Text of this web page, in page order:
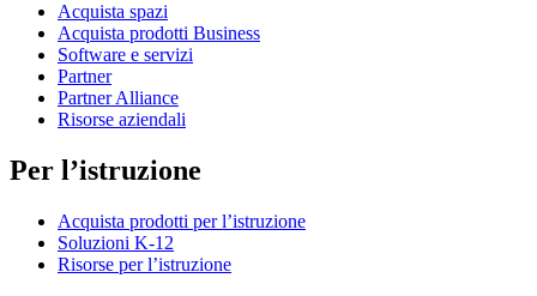
Acquista spazi
Acquista prodotti Business
Software e servizi
Partner
Partner Alliance
Risorse aziendali
Per l’istruzione
Acquista prodotti per l’istruzione
Soluzioni K-12
Risorse per l’istruzione